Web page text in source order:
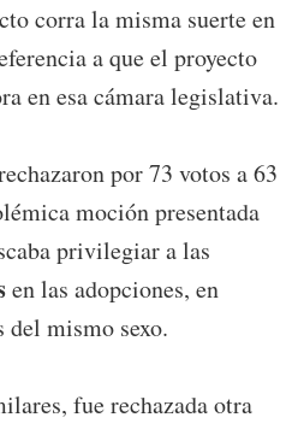
corra la misma suerte en
a que el proyecto
en esa cámara legislativa.
por 73 votos a 63
moción presentada
privilegiar a las
en las adopciones, en
del mismo sexo.
fue rechazada otra